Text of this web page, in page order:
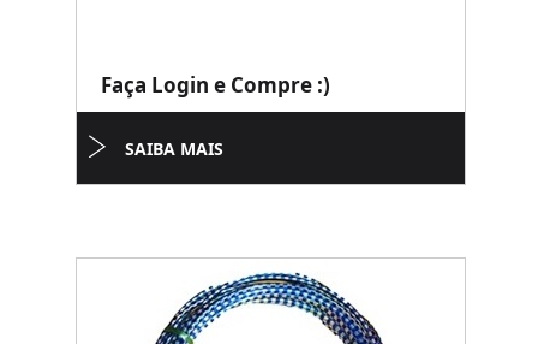
Faça Login e Compre :)
SAIBA MAIS